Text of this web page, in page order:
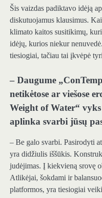
Šis vaizdas padiktavo idėją
diskutuojamus klausimus.
klimato kaitos susitikimų,
idėjų, kurios niekur
tiesiogiai, tačiau tai įkvėpė
– Daugume
netikėtose ar viešose
Weight of Water“
aplinka svarbi jūsų
– Be galo svarbi. Pasirodyti
yra didžiulis iššūkis.
judėjimas. Į kiekvieną srovę
Atlikėjai, šokdami ir
platformos, yra tiesiogiai